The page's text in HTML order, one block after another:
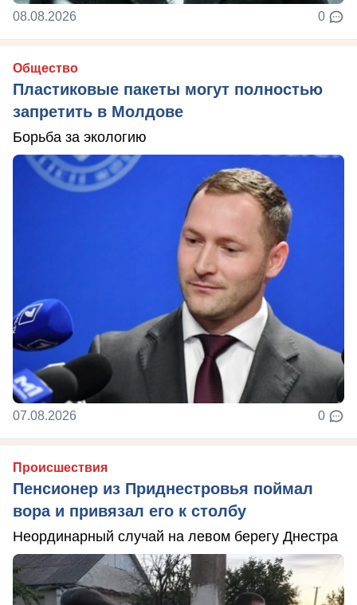
08.08.2026 0
Общество
Пластиковые пакеты могут полностью
запретить в Молдове
Борьба за экологию
07.08.2026 0
Происшествия
Пенсионер из Приднестровья поймал
вора и привязал его к столбу
Неординарный случай на левом берегу Днестра